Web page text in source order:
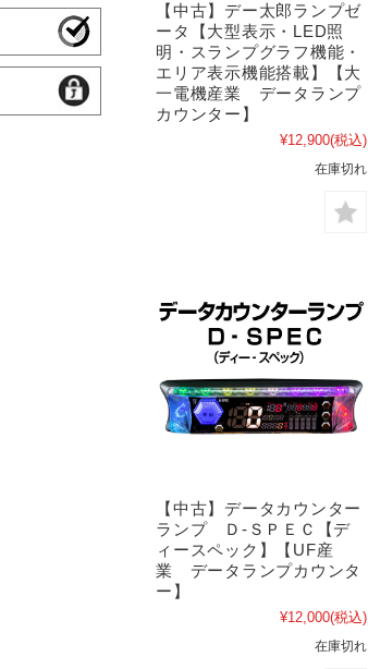
【中古】デー太郎ランプゼ
ータ【大型表示・LED照
明・スランプグラフ機能・
エリア表示機能搭載】【大
一電機産業 データランプ
カウンター】
¥12,900(税込)
在庫切れ
【中古】データカウンター
ランプ Ｄ‐ＳＰＥＣ【デ
ィースペック】【UF産
業 データランプカウンタ
ー】
¥12,000(税込)
在庫切れ